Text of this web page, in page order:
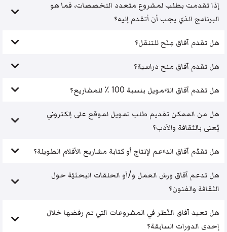
إذا تقدمت بطلب لمشروع متعدد التخصصات، فما هو
البرنامج الذي يجب أن أتقدم إليه؟
هل تقدم آفاق مِنَح للتنقل؟
هل تقدم آفاق منح دراسية؟
هل تقدم آفاق التَّمويل بنسبة 100 ٪ للمشاريع؟
هل من الممكن تقديم طلب تمويل لموقع على إلكتروني
يُعنى بالثقافة والأدب؟
هل تقدّم آفاق الدَّعم لإنتاج أو كتابة مشاريع الأفلام الطويلة؟
هل تدعم آفاق ورش العمل و/أو الحلقات البحثيّة حول
الثقافة والفنون؟
هل تعيد آفاق النّظر في المشروعات التي تم رفضها خلال
إحدى الدورات السابقة؟